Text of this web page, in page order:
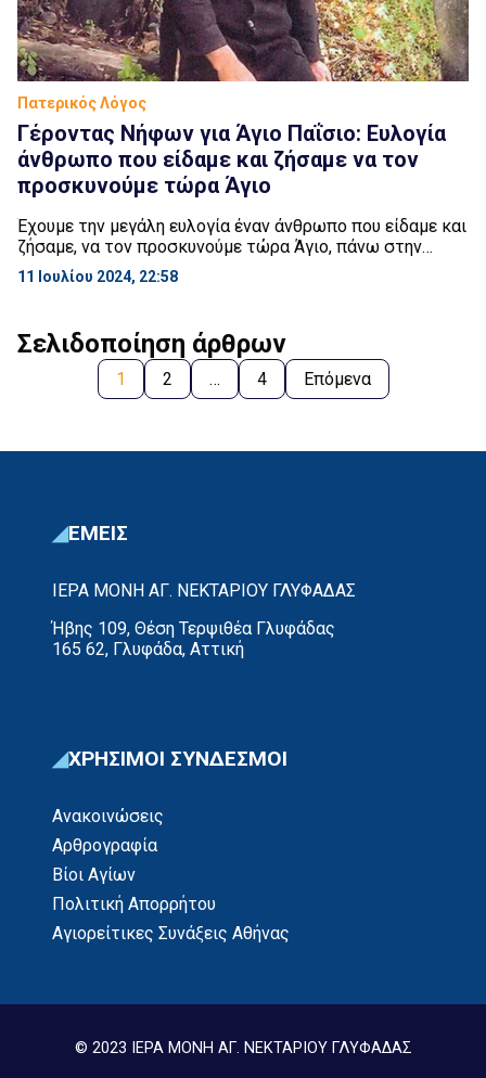
Πατερικός Λόγος
Γέροντας Νήφων για Άγιο Παΐσιο: Ευλογία
άνθρωπο που είδαμε και ζήσαμε να τον
προσκυνούμε τώρα Άγιο
Έχουμε την μεγάλη ευλογία έναν άνθρωπο που είδαμε και
ζήσαμε, να τον προσκυνούμε τώρα Άγιο, πάνω στην
εικόνα του. Αυτό είναι η σκανδαλώδης αγάπη και εύνοια
του Θεού προς τον κόσμο. Θα είχαμε μία δικαιολογία να
δεν έχουμε ένα παράδειγμα να δούμε». Όμως μας
διαψεύδει ο […]
11 Ιουλίου 2024, 22:58
Σελιδοποίηση άρθρων
1 2 … 4 Επόμενα
ΕΜΕΙΣ
ΙΕΡΑ ΜΟΝΗ ΑΓ. ΝΕΚΤΑΡΙΟΥ ΓΛΥΦΑΔΑΣ
Ήβης 109, Θέση Τερψιθέα Γλυφάδας
165 62, Γλυφάδα, Αττική
ΧΡΗΣΙΜΟΙ ΣΥΝΔΕΣΜΟΙ
Ανακοινώσεις
Αρθρογραφία
Βίοι Αγίων
Πολιτική Απορρήτου
Αγιορείτικες Συνάξεις Αθήνας
© 2023 ΙΕΡΑ ΜΟΝΗ ΑΓ. ΝΕΚΤΑΡΙΟΥ ΓΛΥΦΑΔΑΣ